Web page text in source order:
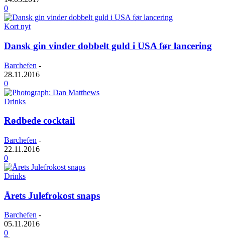
0
Kort nyt
Dansk gin vinder dobbelt guld i USA før lancering
Barchefen -
28.11.2016
0
Drinks
Rødbede cocktail
Barchefen -
22.11.2016
0
Drinks
Årets Julefrokost snaps
Barchefen -
05.11.2016
0